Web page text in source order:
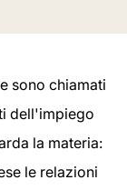
sono chiamati
dell'impiego
la materia:
le relazioni